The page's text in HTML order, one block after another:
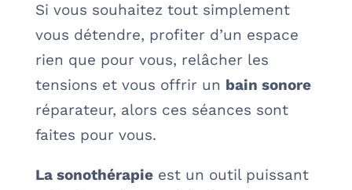
Si vous souhaitez tout simplement
vous détendre, profiter d’un espace
rien que pour vous, relâcher les
tensions et vous offrir un bain sonore
réparateur, alors ces séances sont
faites pour vous.
La sonothérapieest un outil puissant